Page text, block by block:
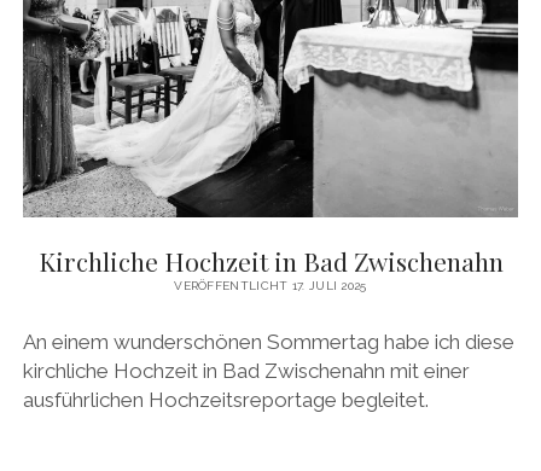
Kirchliche Hochzeit in Bad Zwischenahn
VERÖFFENTLICHT 17. JULI 2025
An einem wunderschönen Sommertag habe ich diese
kirchliche Hochzeit in Bad Zwischenahn mit einer
ausführlichen Hochzeitsreportage begleitet.